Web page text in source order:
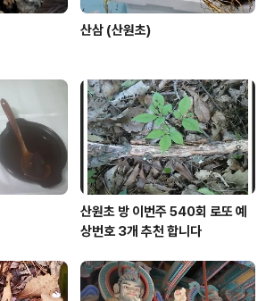
산삼 (산원초)
산원초 방 이번주 540회 로또 예
상번호 3개 추천 합니다